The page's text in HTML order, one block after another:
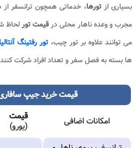
بسیاری از تورها، خدماتی همچون ترانسفر از
مجرب و وعده ناهار محلی درقیمت تورلحاظ
می توانند علاوه بر تور چیب، تور رفتینگ آنتالیا
ها بسته به فصل سفر و تعداد افراد شرکت
قیمت خرید جیپ سافاری
امکانات اضافی
قیمت
(یورو)